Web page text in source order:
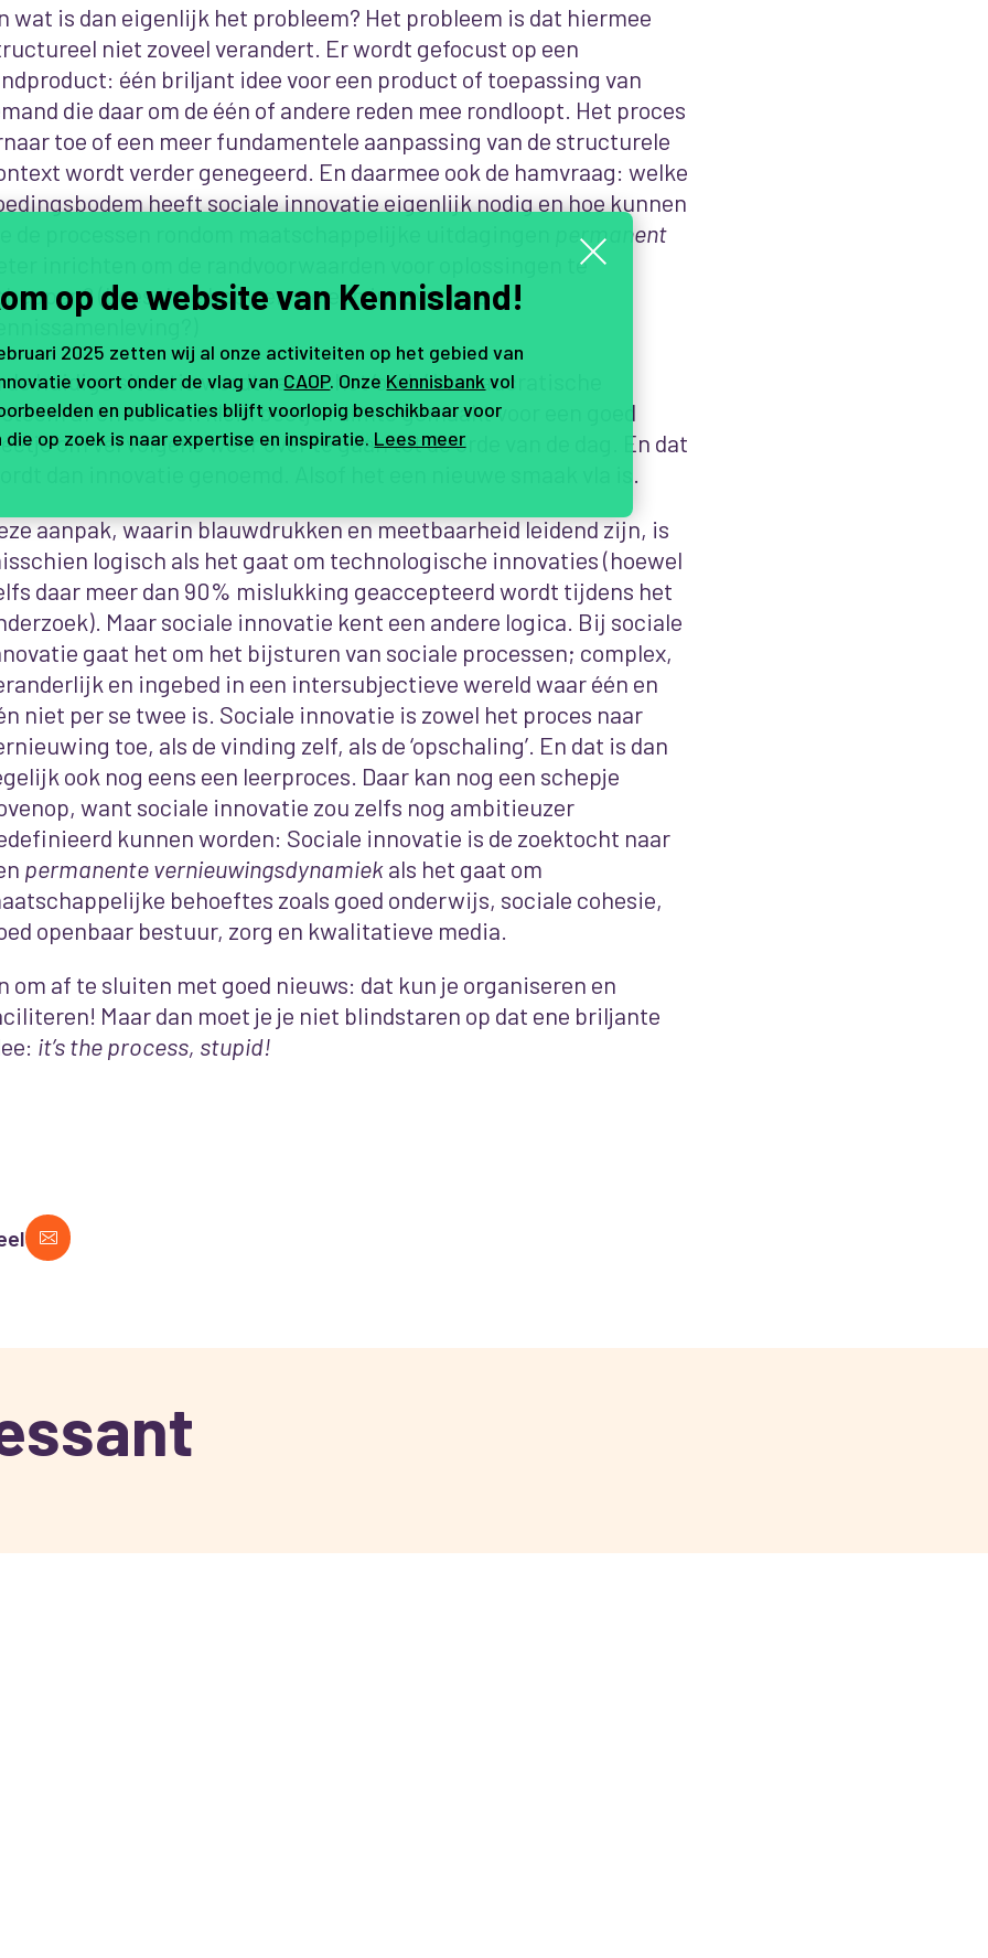
wat is dan eigenlijk het probleem? Het probleem is dat hiermee
niet zoveel verandert. Er wordt gefocust op een
één briljant idee voor een product of toepassing van
die daar om de één of andere reden mee rondloopt. Het proces
toe of een meer fundamentele aanpassing van de structurele
wordt verder genegeerd. En daarmee ook de hamvraag: welke
heeft sociale innovatie eigenlijk nodig en hoe kunnen
permanent
inrichten om de randvoorwaarden voor oplossingen te
(Lees: hoe bouwen we een innovatieve
de huidige situatie wordt vanuit het ‘oude’ bureaucratische
af en toe een klein beetje ruimte gemaakt voor een goed
om vervolgens weer over te gaan tot de orde van de dag. En dat
aanpak, waarin blauwdrukken en meetbaarheid leidend zijn, is
logisch als het gaat om technologische innovaties (hoewel
daar meer dan 90% mislukking geaccepteerd wordt tijdens het
Maar sociale innovatie kent een andere logica. Bij sociale
gaat het om het bijsturen van sociale processen; complex,
en ingebed in een intersubjectieve wereld waar één en
niet per se twee is. Sociale innovatie is zowel het proces naar
toe, als de vinding zelf, als de ‘opschaling’. En dat is dan
ook nog eens een leerproces. Daar kan nog een schepje
want sociale innovatie zou zelfs nog ambitieuzer
kunnen worden: Sociale innovatie is de zoektocht naar
permanente vernieuwingsdynamiekals het gaat om
behoeftes zoals goed onderwijs, sociale cohesie,
openbaar bestuur, zorg en kwalitatieve media.
om af te sluiten met goed nieuws: dat kun je organiseren en
Maar dan moet je je niet blindstaren op dat ene briljante
it’s the process, stupid!
op de website van Kennisland!
2025 zetten wij al onze activiteiten op het gebied van
voort onder de vlag van CAOP. Onze Kennisbank vol
en publicaties blijft voorlopig beschikbaar voor
die op zoek is naar expertise en inspiratie. Lees meer